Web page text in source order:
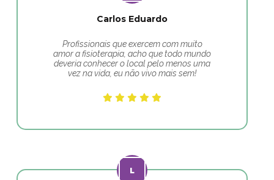
Carlos Eduardo
Profissionais que exercem com muito
amor a fisioterapia, acho que todo mundo
deveria conhecer o local pelo menos uma
vez na vida, eu não vivo mais sem!